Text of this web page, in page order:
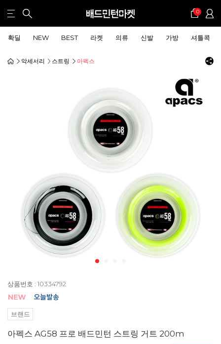
0
확딜 NEW BEST 라켓 의류 신발 가방 셔틀콕
악세서리 스트링 아펙스
상품번호 : 10334792
브랜드
아펙스 AG58 프로 배드민턴 스트링 거트 200m